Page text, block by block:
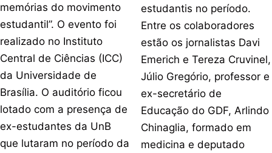
memórias do movimento
estudantil”. O evento foi
realizado no Instituto
Central de Ciências (ICC)
da Universidade de
Brasília. O auditório ficou
lotado com a presença de
ex-estudantes da UnB
que lutaram no período da
estudantis no período.
Entre os colaboradores
estão os jornalistas Davi
Emerich e Tereza Cruvinel,
Júlio Gregório, professor e
ex-secretário de
Educação do GDF, Arlindo
Chinaglia, formado em
medicina e deputado